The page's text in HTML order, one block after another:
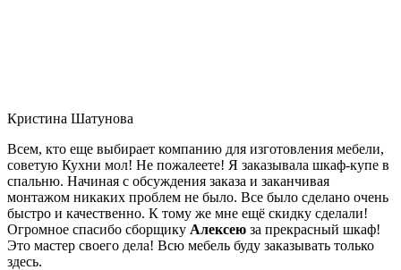
Кристина Шатунова
Всем, кто еще выбирает компанию для изготовления мебели,
советую Кухни мол! Не пожалеете! Я заказывала шкаф-купе в
спальню. Начиная с обсуждения заказа и заканчивая
монтажом никаких проблем не было. Все было сделано очень
быстро и качественно. К тому же мне ещё скидку сделали!
Огромное спасибо сборщику Алексею за прекрасный шкаф!
Это мастер своего дела! Всю мебель буду заказывать только
здесь.